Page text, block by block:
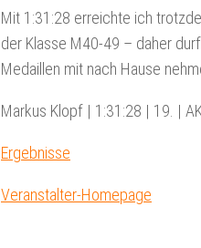
Mit 1:31:28 erreichte ich
der Klasse M40-49 – daher
Medaillen mit nach Hause
Markus Klopf | 1:31:28 | 19. |
Ergebnisse
Veranstalter-Homepage